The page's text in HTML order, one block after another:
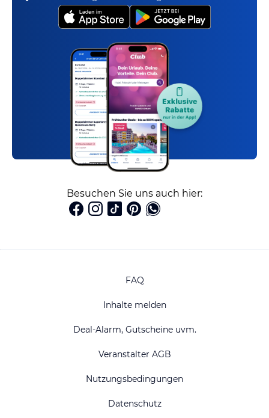
Besuchen Sie uns auch hier:
FAQ
Inhalte melden
Deal-Alarm, Gutscheine uvm.
Veranstalter AGB
Nutzungsbedingungen
Datenschutz